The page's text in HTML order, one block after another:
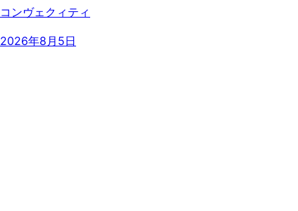
コンヴェクィティ
2026年8月5日